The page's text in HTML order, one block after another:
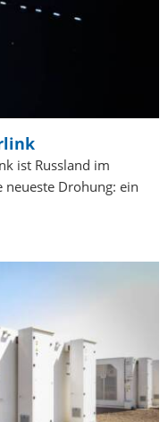
ist Russland im
Drohung: ein